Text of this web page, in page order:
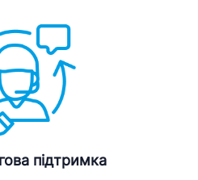
підтримка